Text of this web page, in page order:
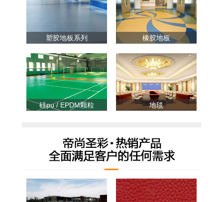
塑胶地板系列 橡胶地板
硅pu / EPDM颗粒 地毯